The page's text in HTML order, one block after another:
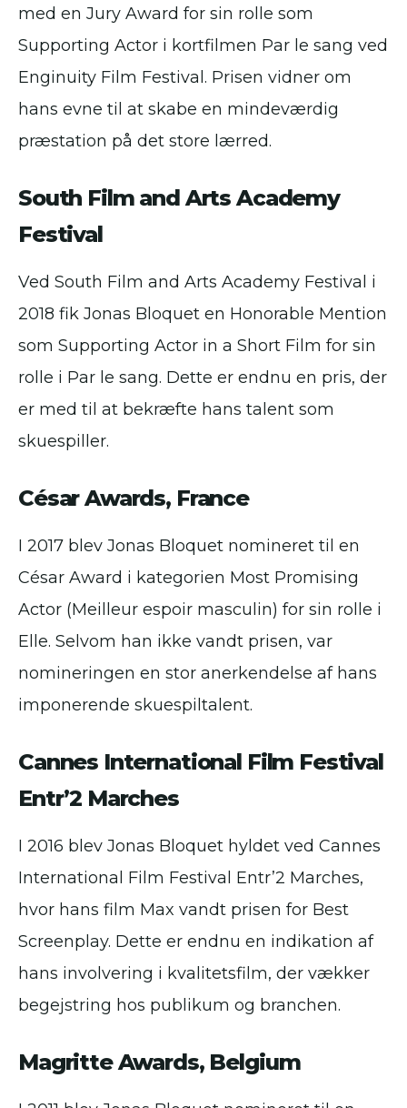
med en Jury Award for sin rolle som
Supporting Actor i kortfilmen Par le sang ved
Enginuity Film Festival. Prisen vidner om
hans evne til at skabe en mindeværdig
præstation på det store lærred.
South Film and Arts Academy
Festival
Ved South Film and Arts Academy Festival i
2018 fik Jonas Bloquet en Honorable Mention
som Supporting Actor in a Short Film for sin
rolle i Par le sang. Dette er endnu en pris, der
er med til at bekræfte hans talent som
skuespiller.
César Awards, France
I 2017 blev Jonas Bloquet nomineret til en
César Award i kategorien Most Promising
Actor (Meilleur espoir masculin) for sin rolle i
Elle. Selvom han ikke vandt prisen, var
nomineringen en stor anerkendelse af hans
imponerende skuespiltalent.
Cannes International Film Festival
Entr’2 Marches
I 2016 blev Jonas Bloquet hyldet ved Cannes
International Film Festival Entr’2 Marches,
hvor hans film Max vandt prisen for Best
Screenplay. Dette er endnu en indikation af
hans involvering i kvalitetsfilm, der vækker
begejstring hos publikum og branchen.
Magritte Awards, Belgium